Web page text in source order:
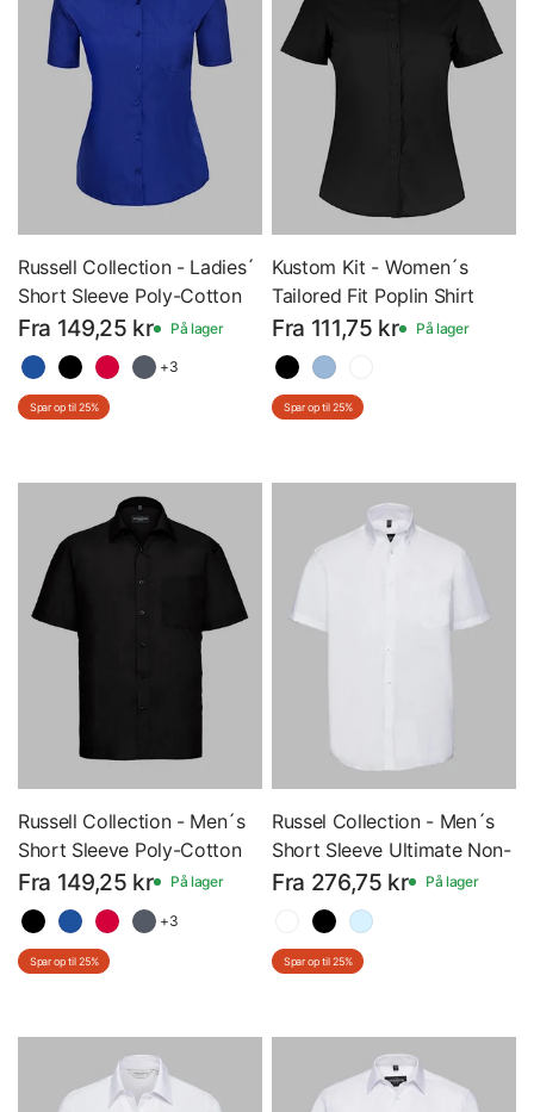
Russell Collection - Ladies´
Short Sleeve Poly-Cotton
Easy Care Poplin Shirt -
Dame - Kortærmet Skjorte
- Z935F
Fra 149,25 kr På lager
+3
Spar op til 25%
Kustom Kit - Women´s
Tailored Fit Poplin Shirt
Short Sleeve - Dame -
Kortærmet Skjorte - K241
Fra 111,75 kr På lager
Spar op til 25%
Russell Collection - Men´s
Short Sleeve Poly-Cotton
Easy Care Poplin Shirt -
Kortærmet Skjorte - Z935
Fra 149,25 kr På lager
+3
Spar op til 25%
Russel Collection - Men´s
Short Sleeve Ultimate Non-
Iron Shirt - Kortærmet
Skjorte - Z957
Fra 276,75 kr På lager
Spar op til 25%